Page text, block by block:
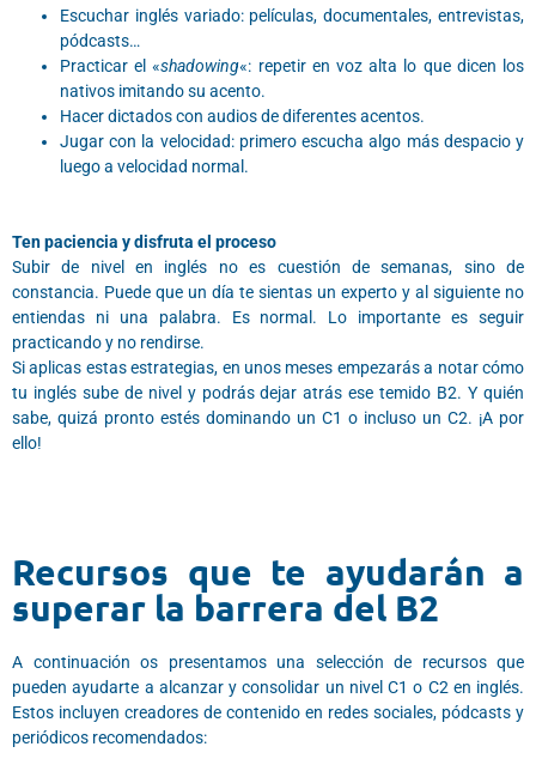
Escuchar inglés variado: películas, documentales, entrevistas,
pódcasts…
Practicar el «shadowing«: repetir en voz alta lo que dicen los
nativos imitando su acento.
Hacer dictados con audios de diferentes acentos.
Jugar con la velocidad: primero escucha algo más despacio y
luego a velocidad normal.
Ten paciencia y disfruta el proceso
Subir de nivel en inglés no es cuestión de semanas, sino de
constancia. Puede que un día te sientas un experto y al siguiente no
entiendas ni una palabra. Es normal. Lo importante es seguir
practicando y no rendirse.
Si aplicas estas estrategias, en unos meses empezarás a notar cómo
tu inglés sube de nivel y podrás dejar atrás ese temido B2. Y quién
sabe, quizá pronto estés dominando un C1 o incluso un C2. ¡A por
ello!
Recursos que te ayudarán a
superar la barrera del B2
A continuación os presentamos una selección de recursos que
pueden ayudarte a alcanzar y consolidar un nivel C1 o C2 en inglés.
Estos incluyen creadores de contenido en redes sociales, pódcasts y
periódicos recomendados: